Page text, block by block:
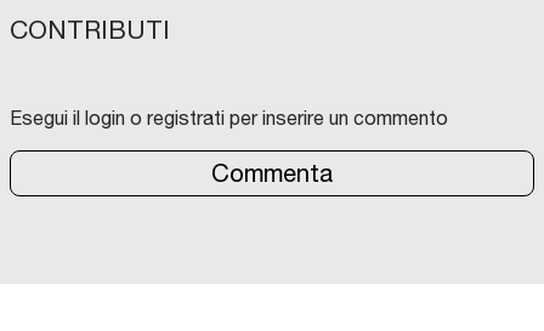
CONTRIBUTI
Esegui il login o registrati per inserire un commento
Commenta